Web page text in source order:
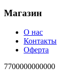
Магазин
О нас
Контакты
Оферта
7700000000000